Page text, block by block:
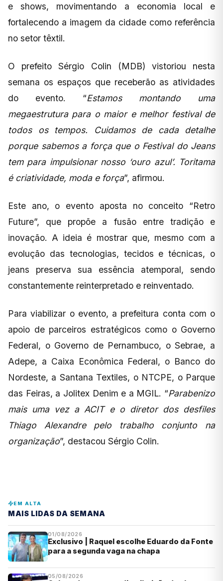
e shows, movimentando a economia local e
fortalecendo a imagem da cidade como referência
no setor têxtil.
O prefeito Sérgio Colin (MDB) vistoriou nesta
semana os espaços que receberão as atividades
do evento. “Estamos montando uma
megaestrutura para o maior e melhor festival de
todos os tempos. Cuidamos de cada detalhe
porque sabemos a força que o Festival do Jeans
tem para impulsionar nosso ‘ouro azul’. Toritama
é criatividade, moda e força”, afirmou.
Este ano, o evento aposta no conceito “Retro
Future”, que propõe a fusão entre tradição e
inovação. A ideia é mostrar que, mesmo com a
evolução das tecnologias, tecidos e técnicas, o
jeans preserva sua essência atemporal, sendo
constantemente reinterpretado e reinventado.
Para viabilizar o evento, a prefeitura conta com o
apoio de parceiros estratégicos como o Governo
Federal, o Governo de Pernambuco, o Sebrae, a
Adepe, a Caixa Econômica Federal, o Banco do
Nordeste, a Santana Textiles, o NTCPE, o Parque
das Feiras, a Jolitex Denim e a MGIL. “Parabenizo
mais uma vez a ACIT e o diretor dos desfiles
Thiago Alexandre pelo trabalho conjunto na
organização”, destacou Sérgio Colin.
EM ALTA
MAIS LIDAS DA SEMANA
01/08/2026
Exclusivo | Raquel escolhe Eduardo da Fonte
para a segunda vaga na chapa
05/08/2026